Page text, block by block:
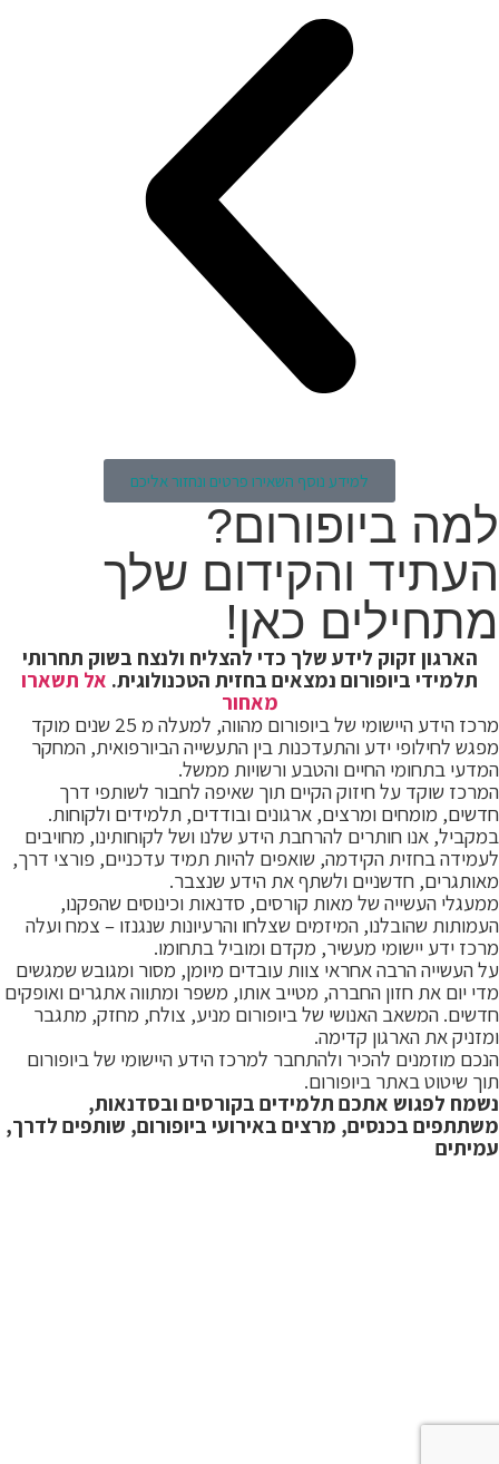
למידע נוסף השאירו פרטים ונחזור אליכם
למה ביופורום?
העתיד והקידום שלך
מתחילים כאן!
הארגון זקוק לידע שלך כדי להצליח ולנצח בשוק תחרותי
תלמידי ביופורום נמצאים בחזית הטכנולוגית. אל תשארו
מאחור
מרכז הידע היישומי של ביופורום מהווה, למעלה מ 25 שנים מוקד
מפגש לחילופי ידע והתעדכנות בין התעשייה הביורפואית, המחקר
המדעי בתחומי החיים והטבע ורשויות ממשל.
המרכז שוקד על חיזוק הקיים תוך שאיפה לחבור לשותפי דרך
חדשים, מומחים ומרצים, ארגונים ובודדים, תלמידים ולקוחות.
במקביל, אנו חותרים להרחבת הידע שלנו ושל לקוחותינו, מחויבים
לעמידה בחזית הקידמה, שואפים להיות תמיד עדכניים, פורצי דרך,
מאותגרים, חדשניים ולשתף את הידע שנצבר.
ממעגלי העשייה של מאות קורסים, סדנאות וכינוסים שהפקנו,
העמותות שהובלנו, המיזמים שצלחו והרעיונות שנגנזו – צמח ועלה
מרכז ידע יישומי מעשיר, מקדם ומוביל בתחומו.
על העשייה הרבה אחראי צוות עובדים מיומן, מסור ומגובש שמגשים
מדי יום את חזון החברה, מטייב אותו, משפר ומתווה אתגרים ואופקים
חדשים. המשאב האנושי של ביופורום מניע, צולח, מחזק, מתגבר
ומזניק את הארגון קדימה.
הנכם מוזמנים להכיר ולהתחבר למרכז הידע היישומי של ביופורום
תוך שיטוט באתר ביופורום.
נשמח לפגוש אתכם תלמידים בקורסים ובסדנאות,
משתתפים בכנסים, מרצים באירועי ביופורום, שותפים לדרך,
עמיתים